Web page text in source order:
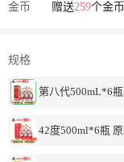
金币 赠送259个金币
规格
第八代500mL*6
42度500ml*6瓶